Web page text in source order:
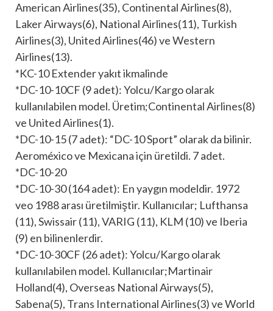
American Airlines(35), Continental Airlines(8),
Laker Airways(6), National Airlines(11), Turkish
Airlines(3), United Airlines(46) ve Western
Airlines(13).
*KC-10 Extender yakıt ikmalinde
*DC-10-10CF (9 adet): Yolcu/Kargo olarak
kullanılabilen model. Üretim;Continental Airlines(8)
ve United Airlines(1).
*DC-10-15 (7 adet): “DC-10 Sport” olarak da bilinir.
Aeroméxico ve Mexicana için üretildi. 7 adet.
*DC-10-20
*DC-10-30 (164 adet): En yaygın modeldir. 1972
veo 1988 arası üretilmiştir. Kullanıcılar; Lufthansa
(11), Swissair (11), VARIG (11), KLM (10) ve Iberia
(9) en bilinenlerdir.
*DC-10-30CF (26 adet): Yolcu/Kargo olarak
kullanılabilen model. Kullanıcılar;Martinair
Holland(4), Overseas National Airways(5),
Sabena(5), Trans International Airlines(3) ve World